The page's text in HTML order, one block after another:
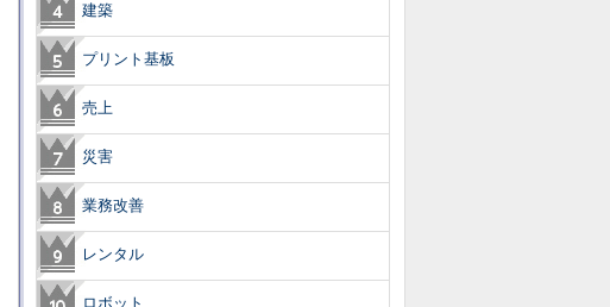
建築
プリント基板
売上
災害
業務改善
レンタル
ロボット